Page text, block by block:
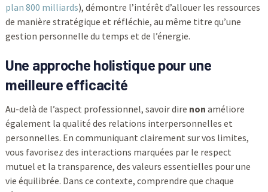
plan 800 milliards), démontre l’intérêt d’allouer les ressources
de manière stratégique et réfléchie, au même titre qu’une
gestion personnelle du temps et de l’énergie.
Une approche holistique pour une
meilleure efficacité
Au-delà de l’aspect professionnel, savoir dire non améliore
également la qualité des relations interpersonnelles et
personnelles. En communiquant clairement sur vos limites,
vous favorisez des interactions marquées par le respect
mutuel et la transparence, des valeurs essentielles pour une
vie équilibrée. Dans ce contexte, comprendre que chaque